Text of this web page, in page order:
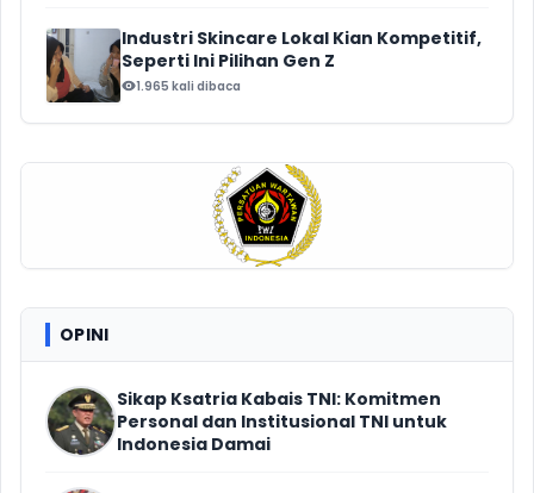
Industri Skincare Lokal Kian Kompetitif,
Seperti Ini Pilihan Gen Z
1.965 kali dibaca
OPINI
Sikap Ksatria Kabais TNI: Komitmen
Personal dan Institusional TNI untuk
Indonesia Damai